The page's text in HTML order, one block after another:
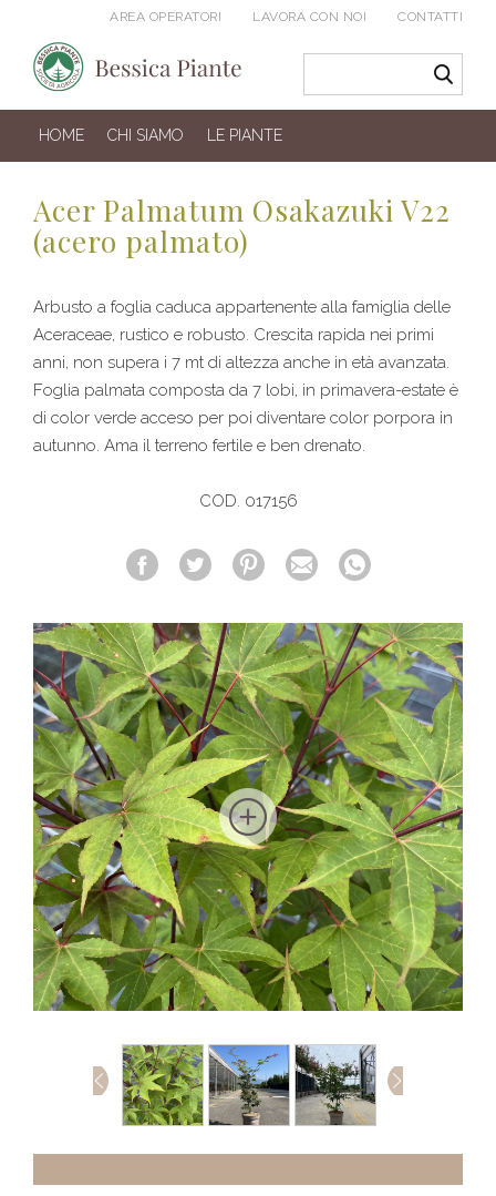
AREA OPERATORI LAVORA CON NOI CONTATTI
HOME CHI SIAMO LE PIANTE
Acer Palmatum Osakazuki V22
(acero palmato)
Arbusto a foglia caduca appartenente alla famiglia delle
Aceraceae, rustico e robusto. Crescita rapida nei primi
anni, non supera i 7 mt di altezza anche in età avanzata.
Foglia palmata composta da 7 lobi, in primavera-estate è
di color verde acceso per poi diventare color porpora in
autunno. Ama il terreno fertile e ben drenato.
COD. 017156